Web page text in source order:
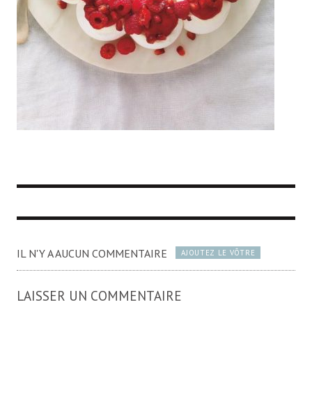
IL N'Y A AUCUN COMMENTAIRE AJOUTEZ LE VÔTRE
LAISSER UN COMMENTAIRE